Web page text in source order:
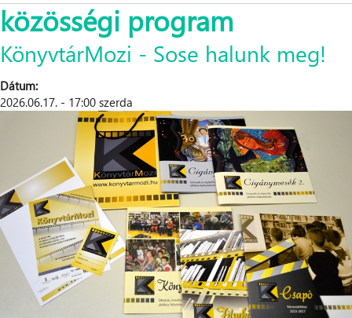
közösségi program
KönyvtárMozi - Sose halunk meg!
Dátum:
2026.06.17. - 17:00 szerda